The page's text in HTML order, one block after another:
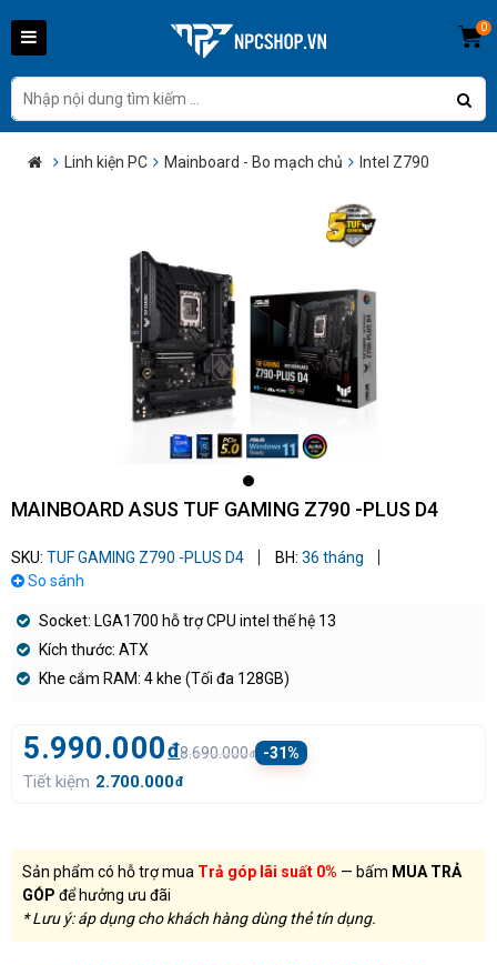
0
Linh kiện PC Mainboard - Bo mạch chủ Intel Z790
MAINBOARD ASUS TUF GAMING Z790 -PLUS D4
SKU: TUF GAMING Z790 -PLUS D4 BH: 36 tháng
So sánh
Socket: LGA1700 hỗ trợ CPU intel thế hệ 13
Kích thước: ATX
Khe cắm RAM: 4 khe (Tối đa 128GB)
5.990.000đ8.690.000đ -31%
Tiết kiệm 2.700.000đ
Sản phẩm có hỗ trợ mua Trả góp lãi suất 0% — bấm MUA TRẢ
GÓP để hưởng ưu đãi
* Lưu ý: áp dụng cho khách hàng dùng thẻ tín dụng.